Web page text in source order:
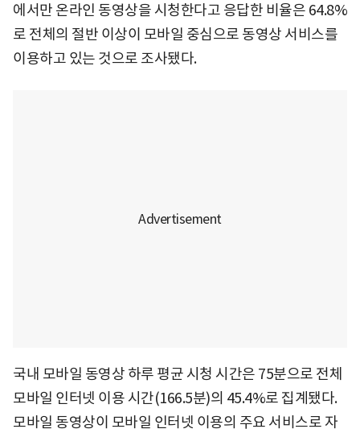
에서만 온라인 동영상을 시청한다고 응답한 비율은 64.8%
로 전체의 절반 이상이 모바일 중심으로 동영상 서비스를
이용하고 있는 것으로 조사됐다.
국내 모바일 동영상 하루 평균 시청 시간은 75분으로 전체
모바일 인터넷 이용 시간(166.5분)의 45.4%로 집계됐다.
모바일 동영상이 모바일 인터넷 이용의 주요 서비스로 자